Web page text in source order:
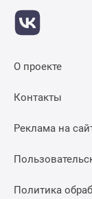
О проекте
Контакты
Реклама на
Политика